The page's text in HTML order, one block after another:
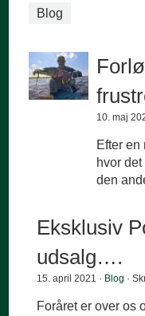
Blog
10. maj
Efter
hvor
den
Eksklusiv
udsalg….
15. april 2021 · Blog ·
Foråret er over os